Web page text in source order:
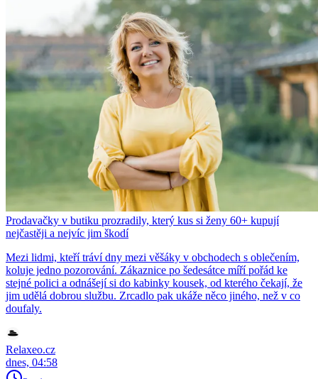
Prodavačky v butiku prozradily, který kus si ženy 60+ kupují
nejčastěji a nejvíc jim škodí
Mezi lidmi, kteří tráví dny mezi věšáky v obchodech s oblečením,
koluje jedno pozorování. Zákaznice po šedesátce míří pořád ke
stejné polici a odnášejí si do kabinky kousek, od kterého čekají, že
jim udělá dobrou službu. Zrcadlo pak ukáže něco jiného, než v co
doufaly.
Relaxeo.cz
dnes, 04:58